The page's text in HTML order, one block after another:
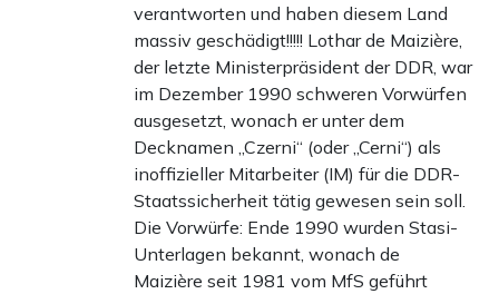
verantworten und haben diesem Land
massiv geschädigt!!!!! Lothar de Maizière,
der letzte Ministerpräsident der DDR, war
im Dezember 1990 schweren Vorwürfen
ausgesetzt, wonach er unter dem
Decknamen „Czerni“ (oder „Cerni“) als
inoffizieller Mitarbeiter (IM) für die DDR-
Staatssicherheit tätig gewesen sein soll.
Die Vorwürfe: Ende 1990 wurden Stasi-
Unterlagen bekannt, wonach de
Maizière seit 1981 vom MfS geführt